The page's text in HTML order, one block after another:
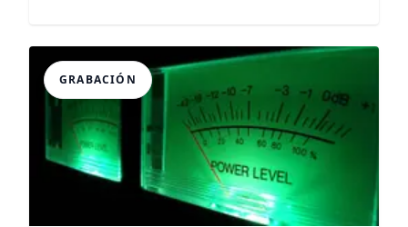
GRABACIÓN